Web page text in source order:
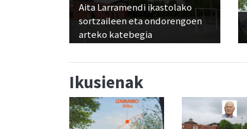
Aita Larramendi ikastolako
sortzaileen eta ondorengoen
arteko katebegia
Ikusienak